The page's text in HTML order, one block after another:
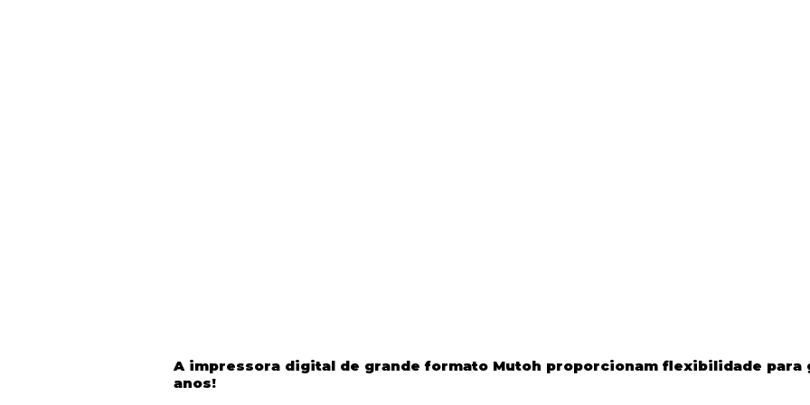
​A impressora digital de grande formato Mutoh proporcionam flexibilidade para
anos!